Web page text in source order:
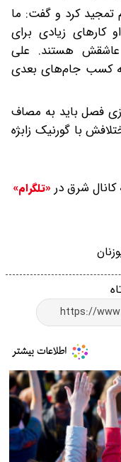
تمجید کرد و گفت: ما
کارهای زیادی برای
عاشقش هستند. علی
کسب جام‌های بعدی
فصل باید به مصاف
با گورنیک زابژه
کانال شرق در «تلگرام»